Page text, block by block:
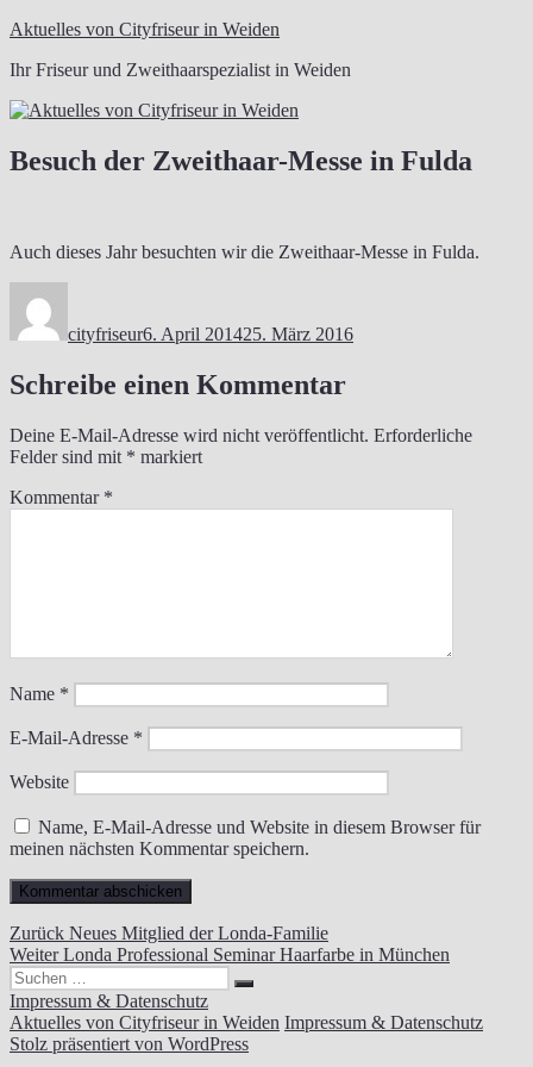
Zum
springen
Aktuelles von Cityfriseur in Weiden
Ihr Friseur und Zweithaarspezialist in Weiden
Besuch der Zweithaar-Messe in Fulda
Auch dieses Jahr besuchten wir die Zweithaar-Messe in Fulda.
cityfriseur6. April 201425. März 2016
Schreibe einen Kommentar
Deine E-Mail-Adresse wird nicht veröffentlicht. Erforderliche
Felder sind mit * markiert
Kommentar *
Name *
E-Mail-Adresse *
Website
Name, E-Mail-Adresse und Website in diesem Browser für
meinen nächsten Kommentar speichern.
Beitragsnavigation
Zurück Vorheriger
Beitrag:
Neues Mitglied der Londa-Familie
Weiter Nächster
Beitrag:
Londa Professional Seminar Haarfarbe in München
Suchen
nach:
Suchen
Impressum & Datenschutz
Aktuelles von Cityfriseur in Weiden Impressum & Datenschutz
Stolz präsentiert von WordPress